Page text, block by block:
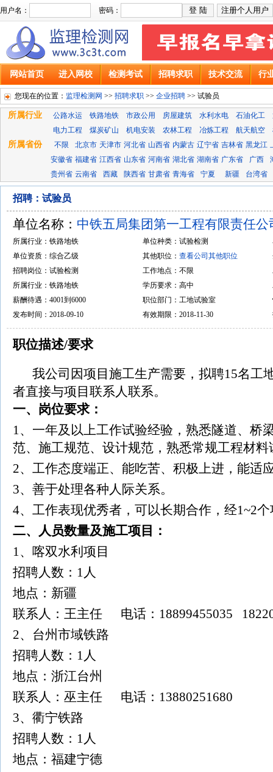
用户名： 密码：
网站首页 进入网校 检测考试 招聘求职 技术交流 行
您现在的位置： 监理检测网 >> 招聘求职 >> 企业招聘 >> 试验员
所属行业 公路水运 铁路地铁 市政公用 房屋建筑 水利水电 石油化工
电力工程
煤炭矿山 机电安装 农林工程 冶炼工程 航天航空
所属省份 不限 北京市 天津市 河北省 山西省 内蒙古 辽宁省 吉林省 黑龙江
安徽省 福建省 江西省 山东省 河南省 湖北省 湖南省 广东省 广西
贵州省 云南省 西藏 陕西省 甘肃省 青海省 宁夏 新疆 台湾省
招聘：试验员
单位名称： 中铁五局集团第一工程有限责任公
所属行业：铁路地铁 单位种类：试验检测
单位资质：综合乙级
其他职位： 查看公司其他职位
招聘岗位：试验检测
工作地点：不限
所属行业：铁路地铁
学历要求：高中
薪酬待遇：4001到6000
职位部门：工地试验室
发布时间：2018-09-10
有效期限：2018-11-30
职位描述/要求
我公司因项目施工生产需要，拟聘15名工
者直接与项目联系人联系。
一、岗位要求：
1、一年及以上工作试验经验，熟悉隧道、桥
范、施工规范、设计规范，熟悉常规工程材料
2、工作态度端正、能吃苦、积极上进，能适
3、善于处理各种人际关系。
4、工作表现优秀者，可以长期合作，经1~2
二、人员数量及施工项目：
1、喀双水利项目
招聘人数：1人
地点：新疆
联系人：王主任 电话：18899455035
2、台州市域铁路
招聘人数：1人
地点：浙江台州
联系人：巫主任 电话：13880251680
3、衢宁铁路
招聘人数：1人
地点：福建宁德